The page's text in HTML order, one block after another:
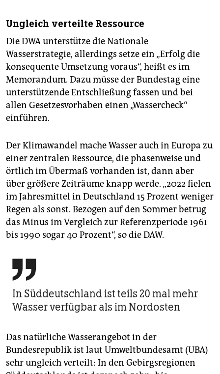
Ungleich verteilte Ressource
Die DWA unterstütze die Nationale
Wasserstrategie, allerdings setze ein „Erfolg die
konsequente Umsetzung voraus“, heißt es im
Memorandum. Dazu müsse der Bundestag eine
unterstützende Entschließung fassen und bei
allen Gesetzesvorhaben einen „Wassercheck“
einführen.
Der Klimawandel mache Wasser auch in Europa zu
einer zentralen Ressource, die phasenweise und
örtlich im Übermaß vorhanden ist, dann aber
über größere Zeiträume knapp werde. „2022 fielen
im Jahresmittel in Deutschland 15 Prozent weniger
Regen als sonst. Bezogen auf den Sommer betrug
das Minus im Vergleich zur Referenzperiode 1961
bis 1990 sogar 40 Prozent“, so die DAW.

In Süddeutschland ist teils 20 mal mehr
Wasser verfügbar als im Nordosten
Das natürliche Wasserangebot in der
Bundesrepublik ist laut Umweltbundesamt (UBA)
sehr ungleich verteilt: In den Gebirgsregionen